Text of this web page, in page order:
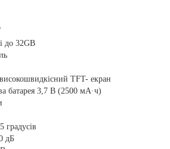
до 32GB
TFT- екран
батарея 3,7 В (2500 мА·ч)
градусів
дБ